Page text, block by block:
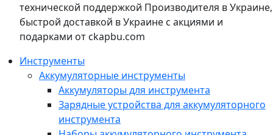
технической поддержкой Производителя в Украине,
быстрой доставкой в Украине с акциями и
подарками от ckapbu.com
Инструменты
Аккумуляторные инструменты
Аккумуляторы для инструмента
Зарядные устройства для аккумуляторного
инструмента